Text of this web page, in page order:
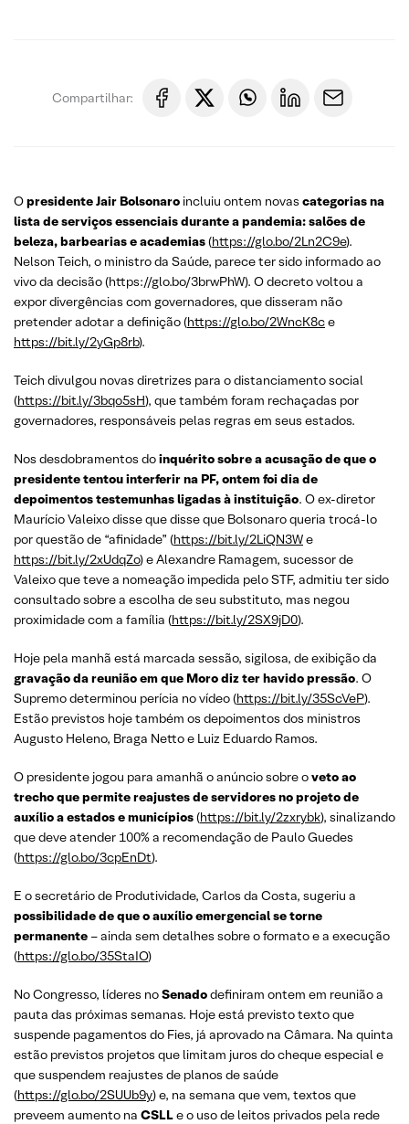
Compartilhar:
Opresidente Jair Bolsonaro incluiu ontem novas categorias na
lista de serviços essenciais durante a pandemia: salões de
beleza, barbearias e academias(https://glo.bo/2Ln2C9e).
Nelson Teich, o ministro da Saúde, parece ter sido informado ao
vivo da decisão (https://glo.bo/3brwPhW). O decreto voltou a
expor divergências com governadores, que disseram não
pretender adotar a definição (https://glo.bo/2WncK8ce
https://bit.ly/2yGp8rb).
Teich divulgou novas diretrizes para o distanciamento social
(https://bit.ly/3bqo5sH), que também foram rechaçadas por
governadores, responsáveis pelas regras em seus estados.
Nos desdobramentos doinquérito sobre a acusação de que o
presidente tentou interferir na PF, ontem foi dia de
depoimentos testemunhas ligadas à instituição. O ex-diretor
Maurício Valeixo disse que disse que Bolsonaro queria trocá-lo
por questão de “afinidade” (https://bit.ly/2LiQN3We
https://bit.ly/2xUdqZo) e Alexandre Ramagem, sucessor de
Valeixo que teve a nomeação impedida pelo STF, admitiu ter sido
consultado sobre a escolha de seu substituto, mas negou
proximidade com a família (https://bit.ly/2SX9jD0).
Hoje pela manhã está marcada sessão, sigilosa, de exibição da
gravação da reunião em que Moro diz ter havido pressão. O
Supremo determinou perícia no vídeo (https://bit.ly/35ScVeP).
Estão previstos hoje também os depoimentos dos ministros
Augusto Heleno, Braga Netto e Luiz Eduardo Ramos.
O presidente jogou para amanhã o anúncio sobre oveto ao
trecho que permite reajustes de servidores no projeto de
auxílio a estados e municípios(https://bit.ly/2zxrybk), sinalizando
que deve atender 100% a recomendação de Paulo Guedes
(https://glo.bo/3cpEnDt).
E o secretário de Produtividade, Carlos da Costa, sugeriu a
possibilidade de que o auxílio emergencial se torne
permanente – ainda sem detalhes sobre o formato e a execução
(https://glo.bo/35StaIO)
No Congresso, líderes noSenadodefiniram ontem em reunião a
pauta das próximas semanas. Hoje está previsto texto que
suspende pagamentos do Fies, já aprovado na Câmara. Na quinta
estão previstos projetos que limitam juros do cheque especial e
que suspendem reajustes de planos de saúde
(https://glo.bo/2SUUb9y) e, na semana que vem, textos que
preveem aumento na CSLLe o uso de leitos privados pela rede